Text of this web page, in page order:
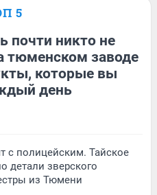
5
почти никто не
тюменском заводе
которые вы
день
с полицейским. Тайское
детали зверского
из Тюмени